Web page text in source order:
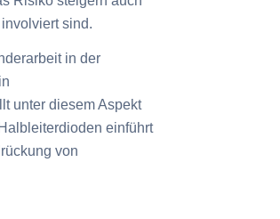
sind.
in der
unter diesem Aspekt
einführt
von